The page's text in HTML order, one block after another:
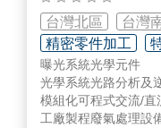
台灣北區
台灣
精密零件加工
曝光系統光學元件
光學系統光路分析及
模組化可程式交流/直
工廠製程廢氣處理設